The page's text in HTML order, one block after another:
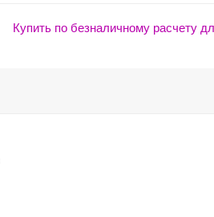
Купить по безналичному расчету